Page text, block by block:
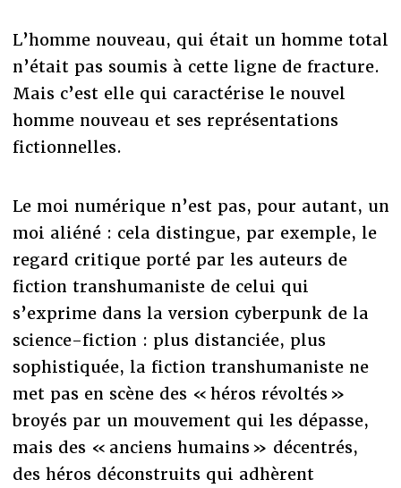
L’homme nouveau, qui était un homme total
n’était pas soumis à cette ligne de fracture.
Mais c’est elle qui caractérise le nouvel
homme nouveau et ses représentations
fictionnelles.
Le moi numérique n’est pas, pour autant, un
moi aliéné : cela distingue, par exemple, le
regard critique porté par les auteurs de
fiction transhumaniste de celui qui
s’exprime dans la version cyberpunk de la
science-fiction : plus distanciée, plus
sophistiquée, la fiction transhumaniste ne
met pas en scène des « héros révoltés »
broyés par un mouvement qui les dépasse,
mais des « anciens humains » décentrés,
des héros déconstruits qui adhèrent